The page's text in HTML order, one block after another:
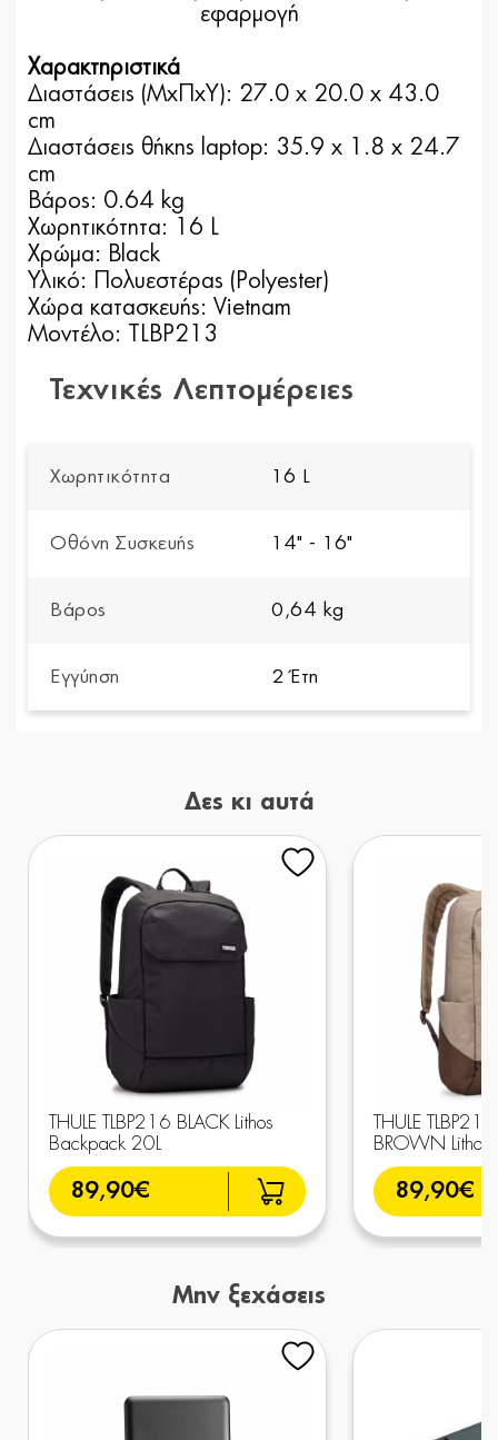
εφαρμογή
Χαρακτηριστικά
Διαστάσεις (ΜxΠxΥ): 27.0 x 20.0 x 43.0
cm
Διαστάσεις θήκης laptop: 35.9 x 1.8 x 24.7
cm
Βάρος: 0.64 kg
Χωρητικότητα: 16 L
Χρώμα: Black
Υλικό: Πολυεστέρας (Polyester)
Χώρα κατασκευής: Vietnam
Μοντέλο: TLBP213
Τεχνικές Λεπτομέρειες
Χωρητικότητα 16 L
Οθόνη Συσκευής 14" - 16"
Βάρος 0,64 kg
Εγγύηση 2 Έτη
Δες κι αυτά
THULE TLBP216 BLACK Lithos
Backpack 20L
89,90€
THULE
BROWN
89,90€
Μην ξεχάσεις